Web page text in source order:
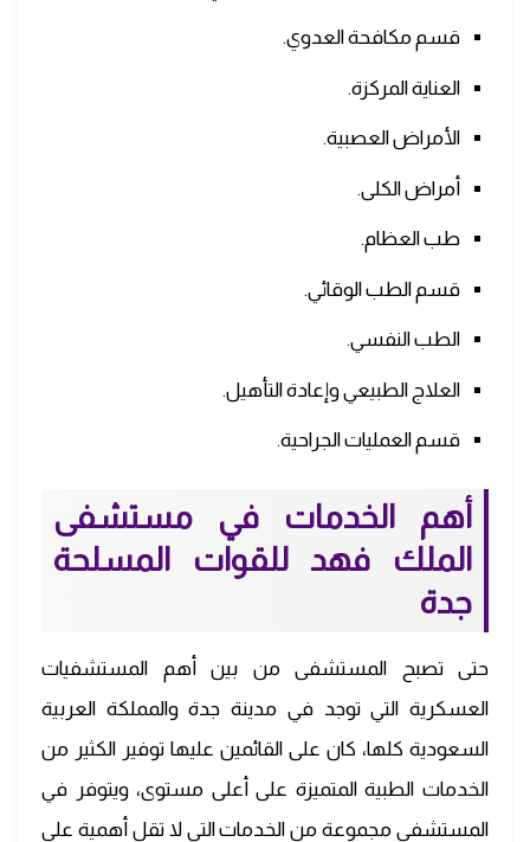
قسم مكافحة العدوي.
العناية المركزة.
الأمراض العصبية.
أمراض الكلى.
طب العظام.
قسم الطب الوقائي.
الطب النفسي.
العلاج الطبيعي وإعادة التأهيل.
قسم العمليات الجراحية.
أهم الخدمات في مستشفى
الملك فهد للقوات المسلحة
جدة
حتى تصبح المستشفى من بين أهم المستشفيات
العسكرية التي توجد في مدينة جدة والمملكة العربية
السعودية كلها، كان على القائمين عليها توفير الكثير من
الخدمات الطبية المتميزة على أعلى مستوى، ويتوفر في
المستشفى مجموعة من الخدمات التي لا تقل أهمية على